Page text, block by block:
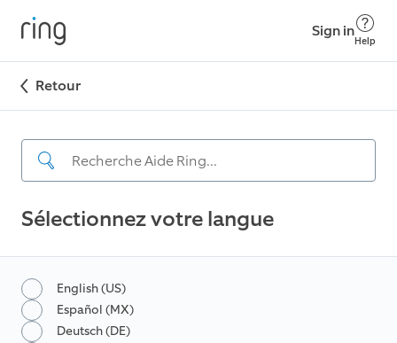
Sign in
Help
Retour
Sélectionnez votre langue
English (US)
Español (MX)
Deutsch (DE)